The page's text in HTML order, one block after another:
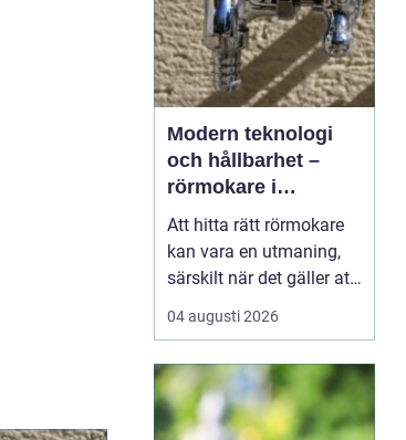
Modern teknologi
och hållbarhet –
rörmokare i
Jämtland
Att hitta rätt rörmokare
kan vara en utmaning,
särskilt när det gäller att
välja bland många
erbjudanden på en
Jämtland. Kvalificerade
rörmokare är viktiga för
04 augusti 2026